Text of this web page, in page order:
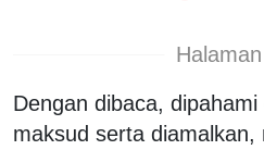
Dengan dibaca,
maksud serta diamalkan,